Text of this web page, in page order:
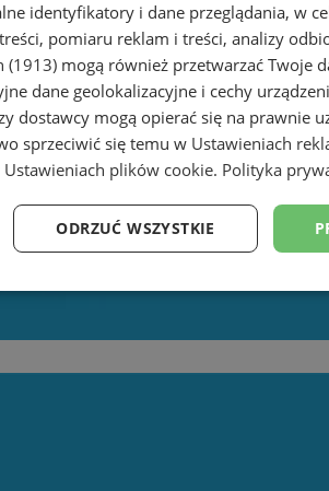
identyfikatory i dane przeglądania, w
pomiaru reklam i treści, analizy
(1913) mogą również przetwarzać Twoje
dane geolokalizacyjne i cechy
dostawcy mogą opierać się na prawnie
sprzeciwić się temu w Ustawieniach
Ustawieniach plików cookie. Polityka
ODRZUĆ WSZYSTKIE
Targetowanie